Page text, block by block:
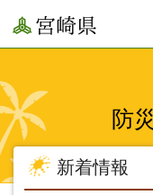
宮崎県
防
新着情報